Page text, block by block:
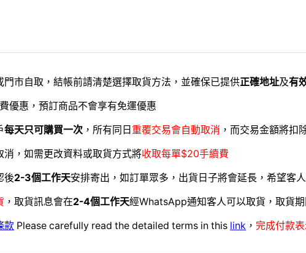
門市自取，結帳前請清楚選擇取貨方法，並確保已提供正確地址及有
優惠，預訂商品不會享有免運優惠
每天只可購買一次 ，所有同日 重覆交易會自動取消 ，而交易金額將扣
消，如需更改資料或取貨方式將收取每單$20手續費
後2-3個工作天安排寄出，如訂單眾多，出貨日子將會延長，希望客
，取貨訊息會在2-4個工作天經WhatsApp通知客人可以取貨，取貨
款 Please carefully read the detailed terms in this link ， 完成付款